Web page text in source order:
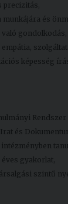
precizitás,
munkájára és
gondolkodás,
képesség
Irat és
intézményben
gyakorlat,
szintű